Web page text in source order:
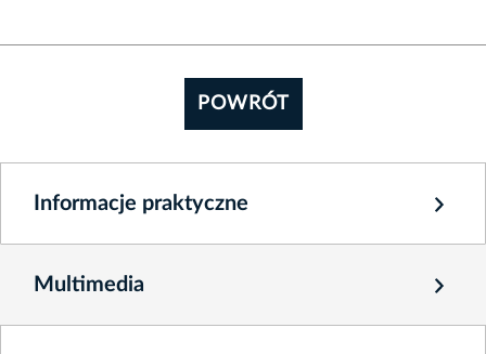
POWRÓT
Informacje praktyczne
Multimedia